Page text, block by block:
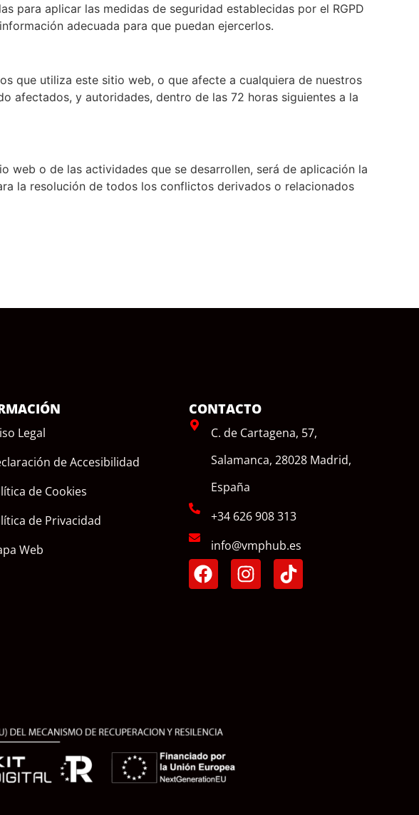
para aplicar las medidas de seguridad establecidas por el RGPD
adecuada para que puedan ejercerlos.
que utiliza este sitio web, o que afecte a cualquiera de nuestros
afectados, y autoridades, dentro de las 72 horas siguientes a la
web o de las actividades que se desarrollen, será de aplicación la
la resolución de todos los conflictos derivados o relacionados
Legal
de Accesibilidad
de Cookies
de Privacidad
Web
CONTACTO
C. de Cartagena, 57,
Salamanca, 28028 Madrid,
España
+34 626 908 313
info@vmphub.es